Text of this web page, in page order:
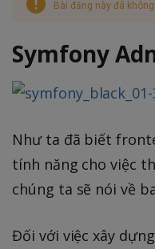
Bài đăng này đã
Symfony
Như ta đã biết
tính năng cho việc
chúng ta sẽ nói về
Đối với việc xây